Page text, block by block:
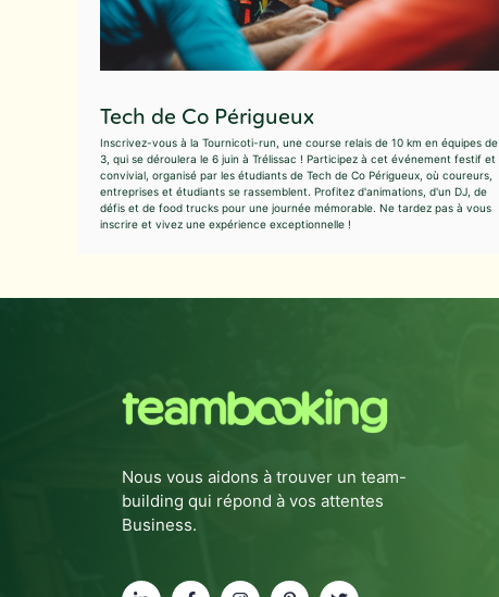
Tech de Co Périgueux
Inscrivez-vous à la Tournicoti-run, une course relais de 10 km en équipes de
3, qui se déroulera le 6 juin à Trélissac ! Participez à cet événement festif et
convivial, organisé par les étudiants de Tech de Co Périgueux, où coureurs,
entreprises et étudiants se rassemblent. Profitez d'animations, d'un DJ, de
défis et de food trucks pour une journée mémorable. Ne tardez pas à vous
inscrire et vivez une expérience exceptionnelle !
Nous vous aidons à trouver un team-
building qui répond à vos attentes
Business.